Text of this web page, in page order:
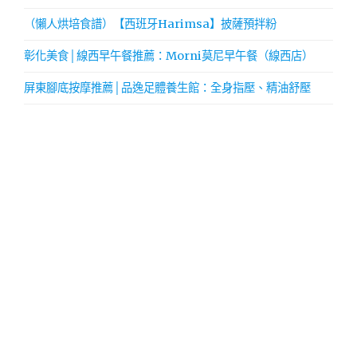
（懶人烘培食譜）【西班牙Harimsa】披薩預拌粉
彰化美食│線西早午餐推薦：Morni莫尼早午餐（線西店）
屏東腳底按摩推薦│品逸足體養生館：全身指壓、精油舒壓